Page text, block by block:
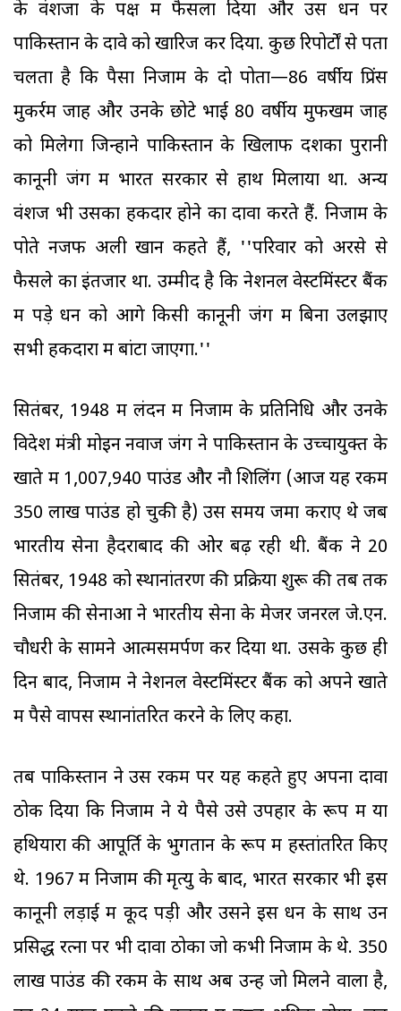
के वंशजों के पक्ष में फैसला दिया और उस धन पर
पाकिस्तान के दावे को खारिज कर दिया. कुछ रिपोर्टों से पता
चलता है कि पैसा निजाम के दो पोतों—86 वर्षीय प्रिंस
मुकर्रम जाह और उनके छोटे भाई 80 वर्षीय मुफखम जाह
को मिलेगा जिन्होंने पाकिस्तान के खिलाफ दशकों पुरानी
कानूनी जंग में भारत सरकार से हाथ मिलाया था. अन्य
वंशज भी उसका हकदार होने का दावा करते हैं. निजाम के
पोते नजफ अली खान कहते हैं, ''परिवार को अरसे से
फैसले का इंतजार था. उम्मीद है कि नेशनल वेस्टमिंस्टर बैंक
में पड़े धन को आगे किसी कानूनी जंग में बिना उलझाए
सभी हकदारों में बांटा जाएगा.''
सितंबर, 1948 में लंदन में निजाम के प्रतिनिधि और उनके
विदेश मंत्री मोइन नवाज जंग ने पाकिस्तान के उच्चायुक्त के
खाते में 1,007,940 पाउंड और नौ शिलिंग (आज यह रकम
350 लाख पाउंड हो चुकी है) उस समय जमा कराए थे जब
भारतीय सेना हैदराबाद की ओर बढ़ रही थी. बैंक ने 20
सितंबर, 1948 को स्थानांतरण की प्रक्रिया शुरू की तब तक
निजाम की सेनाओं ने भारतीय सेना के मेजर जनरल जे.एन.
चौधरी के सामने आत्मसमर्पण कर दिया था. उसके कुछ ही
दिन बाद, निजाम ने नेशनल वेस्टमिंस्टर बैंक को अपने खाते
में पैसे वापस स्थानांतरित करने के लिए कहा.
तब पाकिस्तान ने उस रकम पर यह कहते हुए अपना दावा
ठोक दिया कि निजाम ने ये पैसे उसे उपहार के रूप में या
हथियारों की आपूर्ति के भुगतान के रूप में हस्तांतरित किए
थे. 1967 में निजाम की मृत्यु के बाद, भारत सरकार भी इस
कानूनी लड़ाई में कूद पड़ी और उसने इस धन के साथ उन
प्रसिद्ध रत्नों पर भी दावा ठोका जो कभी निजाम के थे. 350
लाख पाउंड की रकम के साथ अब उन्हें जो मिलने वाला है,